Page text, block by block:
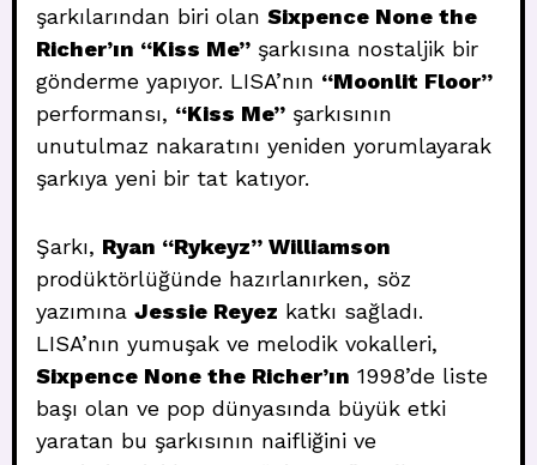
şarkılarından biri olan Sixpence None the
Richer’ın “Kiss Me” şarkısına nostaljik bir
gönderme yapıyor. LISA’nın “Moonlit Floor”
performansı, “Kiss Me” şarkısının
unutulmaz nakaratını yeniden yorumlayarak
şarkıya yeni bir tat katıyor.
Şarkı, Ryan “Rykeyz” Williamson
prodüktörlüğünde hazırlanırken, söz
yazımına Jessie Reyez katkı sağladı.
LISA’nın yumuşak ve melodik vokalleri,
Sixpence None the Richer’ın 1998’de liste
başı olan ve pop dünyasında büyük etki
yaratan bu şarkısının naifliğini ve